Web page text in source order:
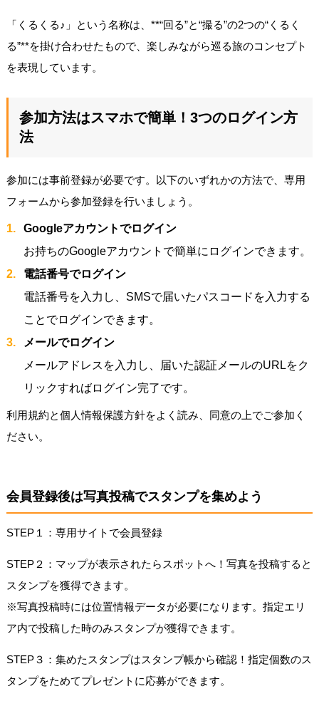
「くるくる♪」という名称は、**“回る”と“撮る”の2つの“くるく
る”**を掛け合わせたもので、楽しみながら巡る旅のコンセプト
を表現しています。
参加方法はスマホで簡単！3つのログイン方
法
参加には事前登録が必要です。以下のいずれかの方法で、専用
フォームから参加登録を行いましょう。
Googleアカウントでログイン
お持ちのGoogleアカウントで簡単にログインできます。
電話番号でログイン
電話番号を入力し、SMSで届いたパスコードを入力する
ことでログインできます。
メールでログイン
メールアドレスを入力し、届いた認証メールのURLをク
リックすればログイン完了です。
利用規約と個人情報保護方針をよく読み、同意の上でご参加く
ださい。
会員登録後は写真投稿でスタンプを集めよう
STEP１：専用サイトで会員登録
STEP２：マップが表示されたらスポットへ！写真を投稿すると
スタンプを獲得できます。
※写真投稿時には位置情報データが必要になります。指定エリ
ア内で投稿した時のみスタンプが獲得できます。
STEP３：集めたスタンプはスタンプ帳から確認！指定個数のス
タンプをためてプレゼントに応募ができます。